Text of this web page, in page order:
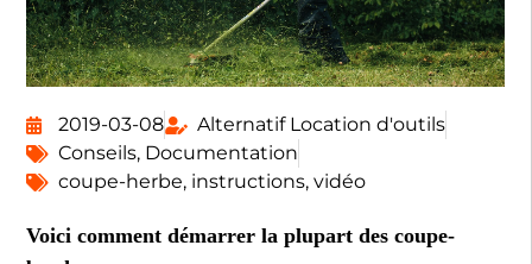
2019-03-08
Alternatif Location d'outils
Conseils, Documentation
coupe-herbe, instructions,vidéo
Voici comment démarrer la plupart des coupe-